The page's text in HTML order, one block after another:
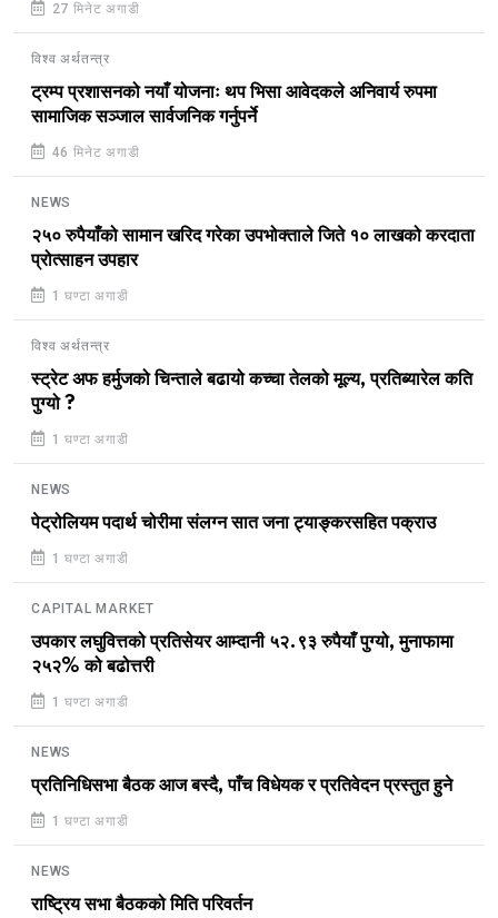
27 मिनेट अगाडी
विश्व अर्थतन्त्र
ट्रम्प प्रशासनको नयाँ योजनाः थप भिसा आवेदकले अनिवार्य रुपमा
सामाजिक सञ्जाल सार्वजनिक गर्नुपर्ने
46 मिनेट अगाडी
NEWS
२५० रुपैयाँको सामान खरिद गरेका उपभोक्ताले जिते १० लाखको करदाता
प्रोत्साहन उपहार
1 घण्टा अगाडी
विश्व अर्थतन्त्र
स्ट्रेट अफ हर्मुजको चिन्ताले बढायो कच्चा तेलको मूल्य, प्रतिब्यारेल कति
पुग्यो ?
1 घण्टा अगाडी
NEWS
पेट्रोलियम पदार्थ चोरीमा संलग्न सात जना ट्याङ्करसहित पक्राउ
1 घण्टा अगाडी
CAPITAL MARKET
उपकार लघुवित्तको प्रतिसेयर आम्दानी ५२.९३ रुपैयाँ पुग्यो, मुनाफामा
२५२% को बढोत्तरी
1 घण्टा अगाडी
NEWS
प्रतिनिधिसभा बैठक आज बस्दै, पाँच विधेयक र प्रतिवेदन प्रस्तुत हुने
1 घण्टा अगाडी
NEWS
राष्ट्रिय सभा बैठकको मिति परिवर्तन